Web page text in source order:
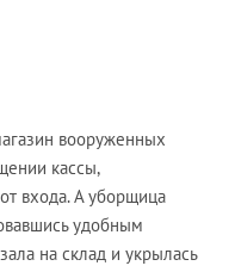
вооруженных
кассы,
входа. А уборщица
удобным
на склад и укрылась